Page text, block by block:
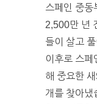
스페인 중동
2,500만 년
들이 살고
이후로 스페
해 중요한
개를 찾아냈